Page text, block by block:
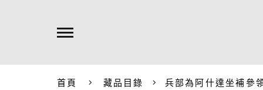
首頁 藏品目錄 兵部為阿什達坐補參